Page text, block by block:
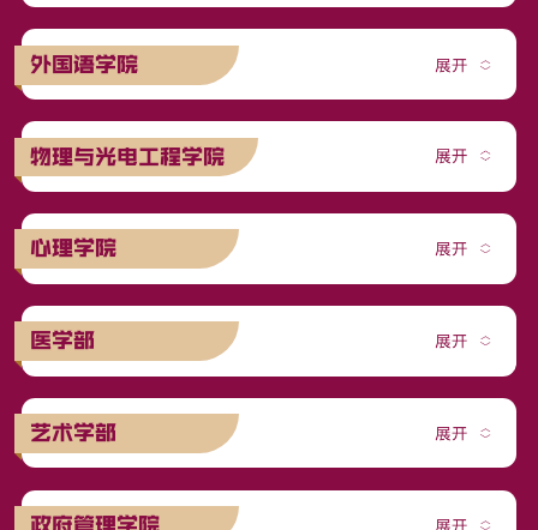
外国语学院
物理与光电工程学院
心理学院
医学部
艺术学部